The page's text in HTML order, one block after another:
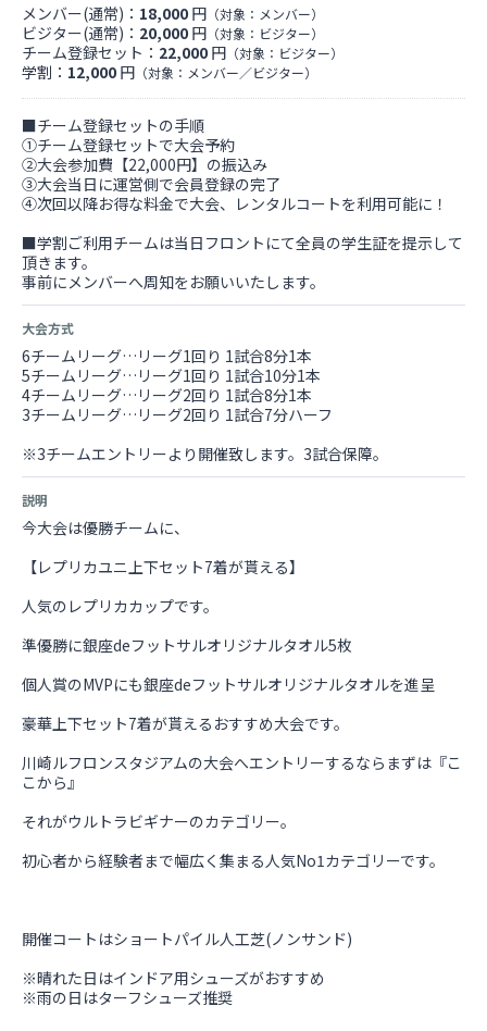
メンバー(通常)： 18,000 円 （対象：メンバー）
ビジター(通常)： 20,000 円 （対象：ビジター）
チーム登録セット： 22,000 円 （対象：ビジター）
学割： 12,000 円 （対象：メンバー／ビジター）
■チーム登録セットの手順
①チーム登録セットで大会予約
②大会参加費【22,000円】の振込み
③大会当日に運営側で会員登録の完了
④次回以降お得な料金で大会、レンタルコートを利用可能に！
■学割ご利用チームは当日フロントにて全員の学生証を提示して
頂きます。
事前にメンバーへ周知をお願いいたします。
大会方式
6チームリーグ…リーグ1回り 1試合8分1本
5チームリーグ…リーグ1回り 1試合10分1本
4チームリーグ…リーグ2回り 1試合8分1本
3チームリーグ…リーグ2回り 1試合7分ハーフ
※3チームエントリーより開催致します。3試合保障。
説明
今大会は優勝チームに、
【レプリカユニ上下セット7着が貰える】
人気のレプリカカップです。
準優勝に銀座deフットサルオリジナルタオル5枚
個人賞のMVPにも銀座deフットサルオリジナルタオルを進呈
豪華上下セット7着が貰えるおすすめ大会です。
川崎ルフロンスタジアムの大会へエントリーするならまずは『こ
こから』
それがウルトラビギナーのカテゴリー。
初心者から経験者まで幅広く集まる人気No1カテゴリーです。
開催コートはショートパイル人工芝(ノンサンド)
※晴れた日はインドア用シューズがおすすめ
※雨の日はターフシューズ推奨